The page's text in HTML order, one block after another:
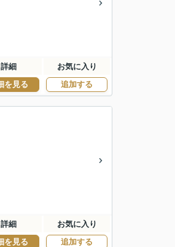
詳細 お気に入り
を見る 追加する
詳細 お気に入り
を見る 追加する